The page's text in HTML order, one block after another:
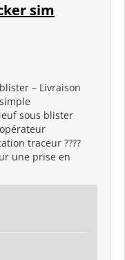
sim
– Livraison
sous blister
traceur ????
une prise en